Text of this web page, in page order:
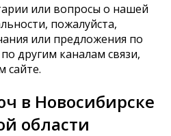
или вопросы о нашей
пожалуйста,
или предложения по
другим каналам связи,
сайте.
в Новосибирске
области